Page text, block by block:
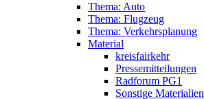
Thema: Auto
Thema: Flugzeug
Thema: Verkehrsplanung
Material
kreisfairkehr
Pressemitteilungen
Radforum PG1
Sonstige Materialien